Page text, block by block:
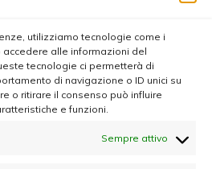
utilizziamo tecnologie come i
alle informazioni del
tecnologie ci permetterà di
di navigazione o ID unici su
o ritirare il consenso può influire
e funzioni.
Sempre attivo